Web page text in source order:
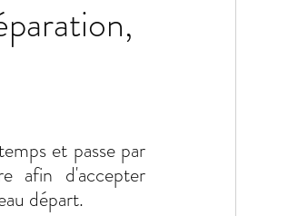
et passe par
afin d'accepter
départ.